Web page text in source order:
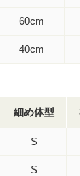
60cm
40cm
細め体型
S
S